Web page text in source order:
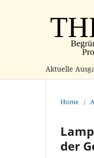
Aktuelle
Home /
der